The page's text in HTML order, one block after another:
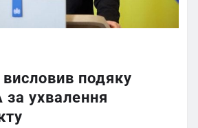
подяку
ухвалення